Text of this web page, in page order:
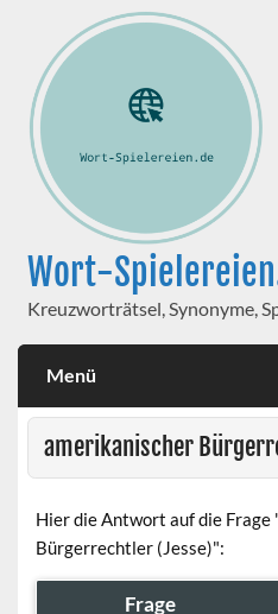
Wort-
Kreuzworträtsel, Synonyme,
Menü
amerikanischer
Hier die Antwort auf die
Bürgerrechtler (Jesse)":
Frage